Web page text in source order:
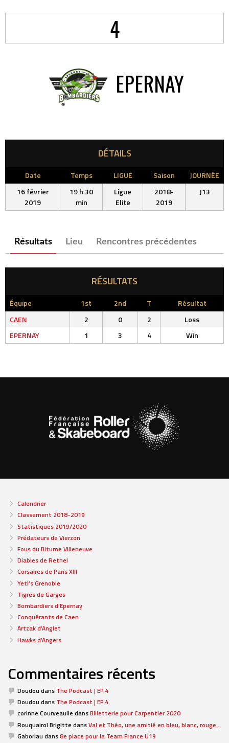
4
EPERNAY
DÉTAILS
Date Temps LIGUE Saison
JOURNÉE
16 février
2019
19 h 30
min
Ligue
Elite
2018-
2019
J13
Résultats Lieu Rencontres précédentes
RÉSULTATS
Équipe 1st 2nd T
Résultat
CAEN
2 0 2
Loss
EPERNAY
1 3 4 Win
Calendrier
Classement 2018-2019
Statistiques 2019/2020
Prédateurs de Vierzon
Fous du Bitume Villeneuve
Diables de Rethel
Corsaires de Paris XIII
Yeti’s Grenoble
Tigres de Garges
Bombardiers d’Epernay
Conquérants de Caen
Artzak d’Anglet
Hawks d’Angers
Commentaires récents
Doudou dans The Podcast | EP.4
Doudou dans The Podcast | EP.4
corinne CourveaulledansBilletterie pour Carpentier 2020
Rouquairol BrigittedansVal et Théo, une amitié en bleu, blanc, rouge…
Gaboriau dans8e place pour la Team France U19